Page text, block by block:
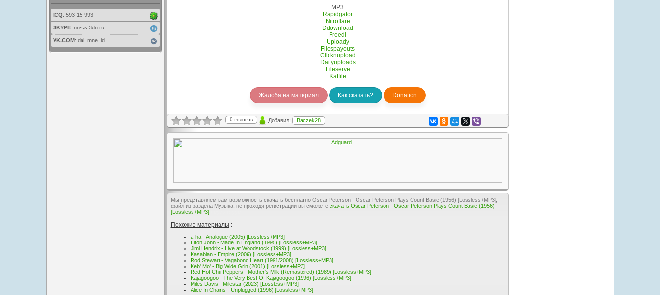
ICQ: 593-15-993
SKYPE: nn-cs.3dn.ru
VK.COM: dai_mne_id
MP3
Rapidgator
Nitroflare
Ddownload
Freedl
Uploady
Filespayouts
Clicknupload
Dailyuploads
Fileserve
Katfile
Жалоба на материал Как скачать? Donation
0 голосов Добавил: Baczek28
Мы представляем вам возможность скачать бесплатно Oscar Peterson - Oscar Peterson Plays Count Basie (1956) [Lossless+MP3],
файл из раздела Музыка, не проходя регистрации вы сможете скачать Oscar Peterson - Oscar Peterson Plays Count Basie (1956)
[Lossless+MP3]
Похожие материалы :
a-ha - Analogue (2005) [Lossless+MP3]
Elton John - Made In England (1995) [Lossless+MP3]
Jimi Hendrix - Live at Woodstock (1999) [Lossless+MP3]
Kasabian - Empire (2006) [Lossless+MP3]
Rod Stewart - Vagabond Heart (1991/2008) [Lossless+MP3]
Keb' Mo' - Big Wide Grin (2001) [Lossless+MP3]
Red Hot Chili Peppers - Mother's Milk (Remastered) (1989) [Lossless+MP3]
Kajagoogoo - The Very Best Of Kajagoogoo (1996) [Lossless+MP3]
Miles Davis - Milestar (2023) [Lossless+MP3]
Alice In Chains - Unplugged (1996) [Lossless+MP3]